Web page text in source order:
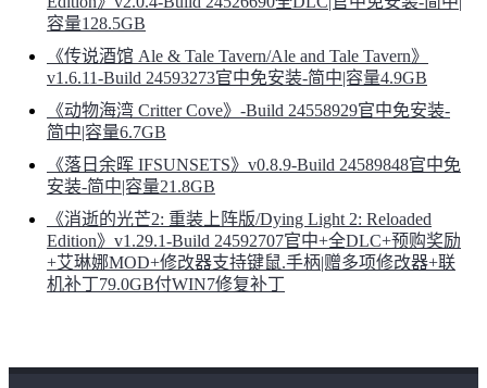
容量128.5GB
《传说酒馆 Ale & Tale Tavern/Ale and Tale Tavern》
v1.6.11-Build 24593273官中免安装-简中|容量4.9GB
《动物海湾 Critter Cove》-Build 24558929官中免安装-
简中|容量6.7GB
《落日余晖 IFSUNSETS》v0.8.9-Build 24589848官中免
安装-简中|容量21.8GB
《消逝的光芒2: 重装上阵版/Dying Light 2: Reloaded
Edition》v1.29.1-Build 24592707官中+全DLC+预购奖励
+艾琳娜MOD+修改器支持键鼠.手柄|赠多项修改器+联
机补丁79.0GB付WIN7修复补丁